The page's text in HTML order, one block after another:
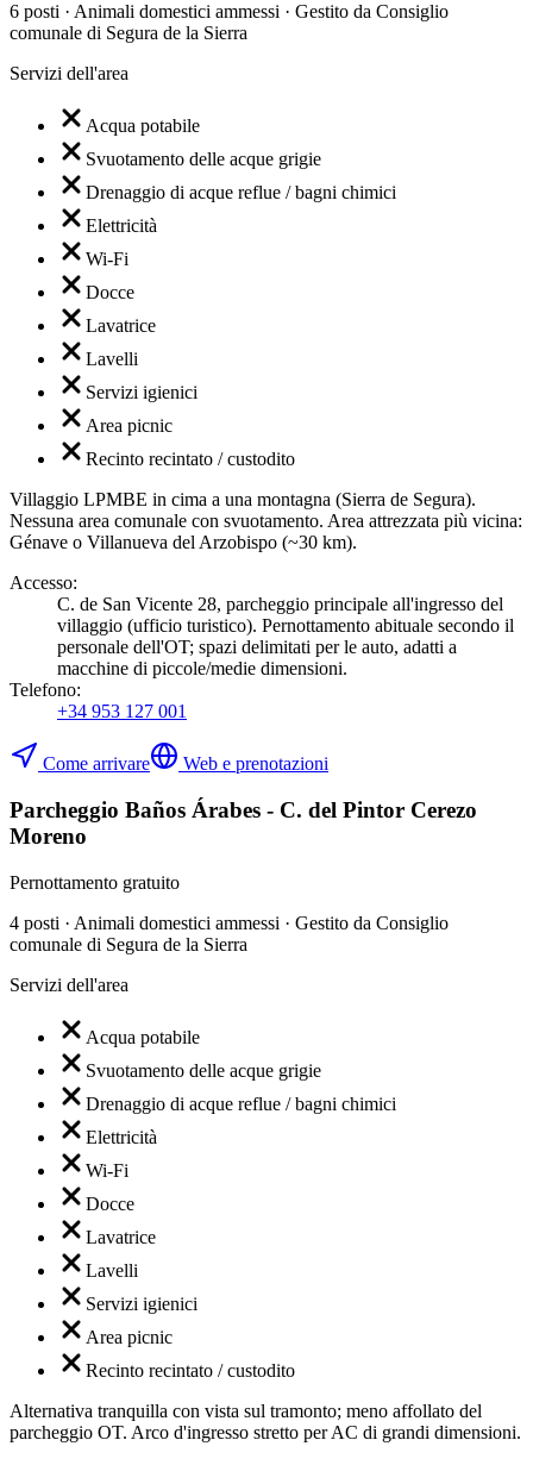
6 posti · Animali domestici ammessi · Gestito da Consiglio
comunale di Segura de la Sierra
Servizi dell'area
Acqua potabile
Svuotamento delle acque grigie
Drenaggio di acque reflue / bagni chimici
Elettricità
Wi-Fi
Docce
Lavatrice
Lavelli
Servizi igienici
Area picnic
Recinto recintato / custodito
Villaggio LPMBE in cima a una montagna (Sierra de Segura).
Nessuna area comunale con svuotamento. Area attrezzata più vicina:
Génave o Villanueva del Arzobispo (~30 km).
Accesso:
C. de San Vicente 28, parcheggio principale all'ingresso del
villaggio (ufficio turistico). Pernottamento abituale secondo il
personale dell'OT; spazi delimitati per le auto, adatti a
macchine di piccole/medie dimensioni.
Telefono:
+34 953 127 001
Come arrivare Web e prenotazioni
Parcheggio Baños Árabes - C. del Pintor Cerezo
Moreno
Pernottamento gratuito
4 posti · Animali domestici ammessi · Gestito da Consiglio
comunale di Segura de la Sierra
Servizi dell'area
Acqua potabile
Svuotamento delle acque grigie
Drenaggio di acque reflue / bagni chimici
Elettricità
Wi-Fi
Docce
Lavatrice
Lavelli
Servizi igienici
Area picnic
Recinto recintato / custodito
Alternativa tranquilla con vista sul tramonto; meno affollato del
parcheggio OT. Arco d'ingresso stretto per AC di grandi dimensioni.